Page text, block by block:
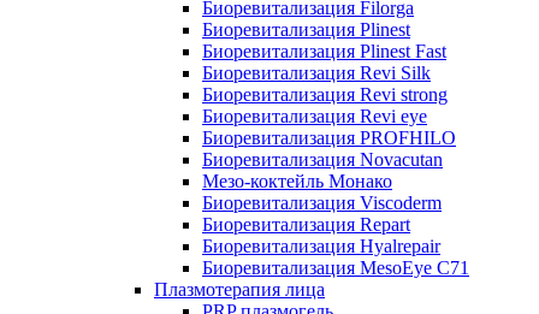
Биоревитализация Filorga
Биоревитализация Plinest
Биоревитализация Plinest Fast
Биоревитализация Revi Silk
Биоревитализация Revi strong
Биоревитализация Revi eye
Биоревитализация PROFHILO
Биоревитализация Novacutan
Мезо-коктейль Монако
Биоревитализация Viscoderm
Биоревитализация Repart
Биоревитализация Hyalrepair
Биоревитализация MesoEye C71
Плазмотерапия лица